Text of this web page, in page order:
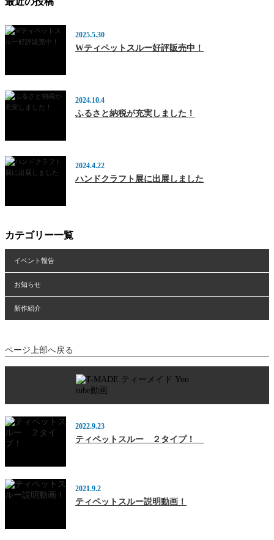
2025.5.30
Wティペットスルー好評販売中！
2024.10.4
ふるさと納税が充実しました！
2024.4.22
ハンドクラフト展に出展しました
カテゴリー一覧
イベント報告
お知らせ
新作紹介
ページ上部へ戻る
2022.9.23
ティペットスルー ２タイプ！
2021.9.2
ティペットスルー説明動画！